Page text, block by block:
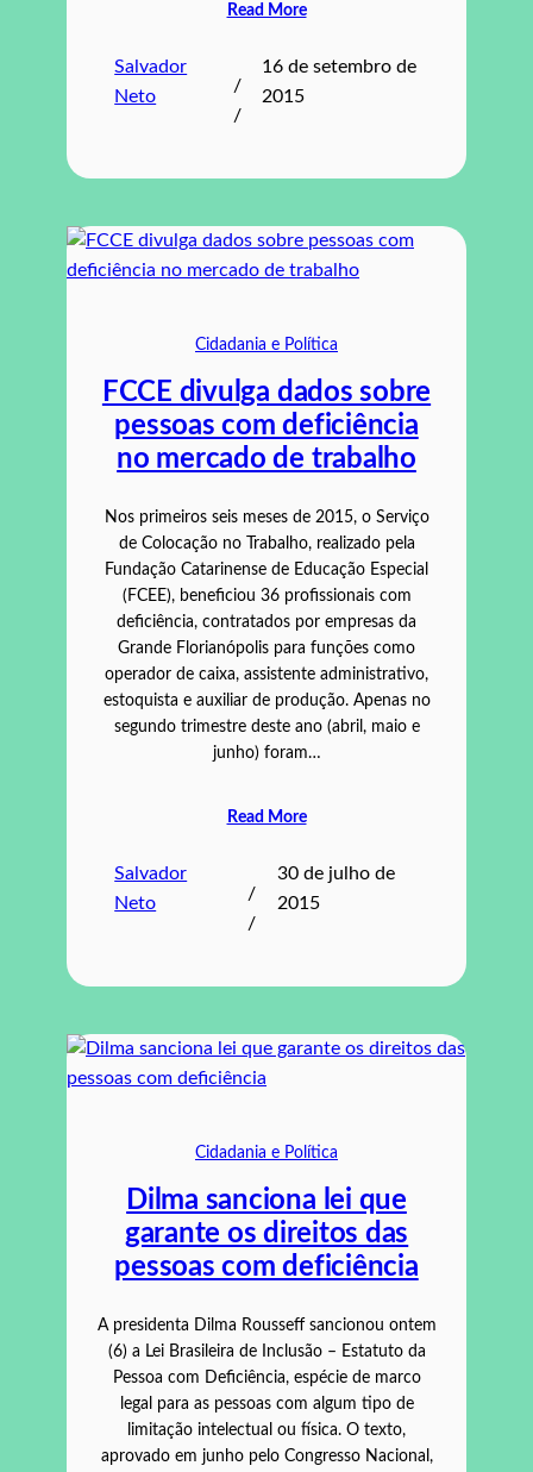
Read More
Salvador
Neto
/
/
16 de setembro de
2015
Cidadania e Política
FCCE divulga dados sobre
pessoas com deficiência
no mercado de trabalho
Nos primeiros seis meses de 2015, o Serviço
de Colocação no Trabalho, realizado pela
Fundação Catarinense de Educação Especial
(FCEE), beneficiou 36 profissionais com
deficiência, contratados por empresas da
Grande Florianópolis para funções como
operador de caixa, assistente administrativo,
estoquista e auxiliar de produção. Apenas no
segundo trimestre deste ano (abril, maio e
junho) foram…
Read More
Salvador
Neto
/
/
30 de julho de
2015
Cidadania e Política
Dilma sanciona lei que
garante os direitos das
pessoas com deficiência
A presidenta Dilma Rousseff sancionou ontem
(6) a Lei Brasileira de Inclusão – Estatuto da
Pessoa com Deficiência, espécie de marco
legal para as pessoas com algum tipo de
limitação intelectual ou física. O texto,
aprovado em junho pelo Congresso Nacional,